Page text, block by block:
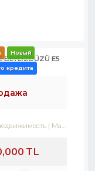
BEYLİZDÜZÜ E5
Новый
кредита
Магазин
TL